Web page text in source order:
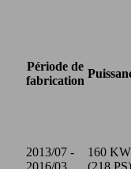
Période de
fabrication
2013/07 -
2016/03
160 KW
(218 PS)